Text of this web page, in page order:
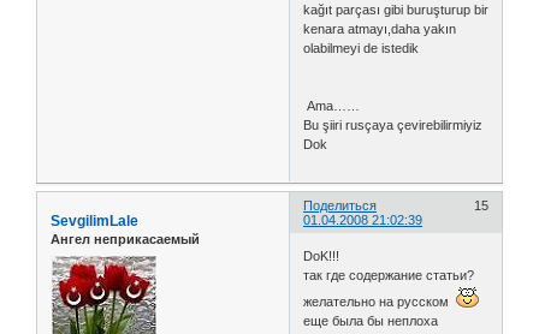
kağıt parçası gibi buruşturup bir
kenara atmayı,daha yakın
olabilmeyi de istedik
Ama……
Bu şiiri rusçaya çevirebilirmiyiz
Dok
Поделиться
15
01.04.2008 21:02:39
SevgilimLale
Ангел неприкасаемый
DoK!!!
так где содержание статьи?
желательно на русском
еще была бы неплоха